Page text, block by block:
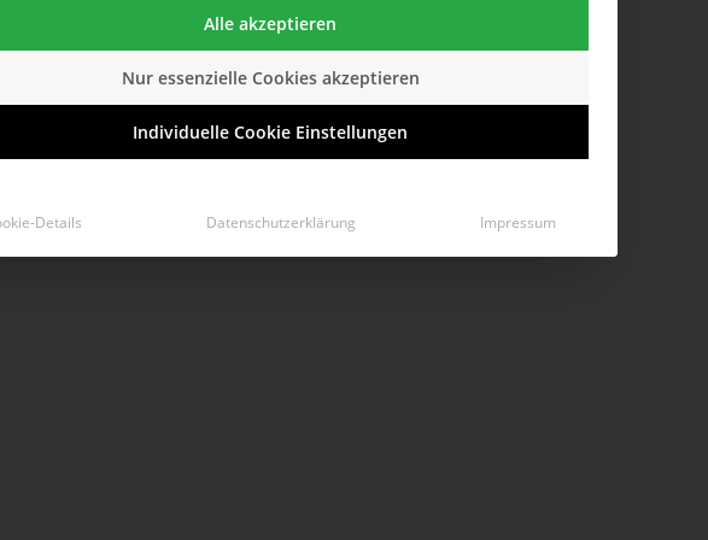
Alle akzeptieren
Nur essenzielle Cookies akzeptieren
Individuelle Cookie Einstellungen
Details Datenschutzerklärung Impressum